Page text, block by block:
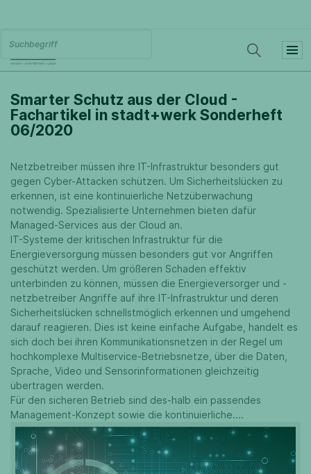
Smarter Schutz aus der Cloud -
Fachartikel in stadt+werk Sonderheft
06/2020
Netzbetreiber müssen ihre IT-Infrastruktur besonders gut
gegen Cyber-Attacken schützen. Um Sicherheitslücken zu
erkennen, ist eine kontinuierliche Netzüberwachung
notwendig. Spezialisierte Unternehmen bieten dafür
Managed-Services aus der Cloud an.
IT-Systeme der kritischen Infrastruktur für die
Energieversorgung müssen besonders gut vor Angriffen
geschützt werden. Um größeren Schaden effektiv
unterbinden zu können, müssen die Energieversorger und -
netzbetreiber Angriffe auf ihre IT-Infrastruktur und deren
Sicherheitslücken schnellstmöglich erkennen und umgehend
darauf reagieren. Dies ist keine einfache Aufgabe, handelt es
sich doch bei ihren Kommunikationsnetzen in der Regel um
hochkomplexe Multiservice-Betriebsnetze, über die Daten,
Sprache, Video und Sensorinformationen gleichzeitig
übertragen werden.
Für den sicheren Betrieb sind des-halb ein passendes
Management-Konzept sowie die kontinuierliche....